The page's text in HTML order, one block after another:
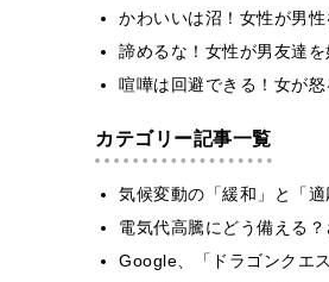
かわいいは沼！女性が男
諦めるな！女性が男友達
喧嘩は回避できる！女が怒
カテゴリー記事一覧
気候変動の「緩和」と「
電気代高騰にどう備える
Google、「ドラゴンクエ